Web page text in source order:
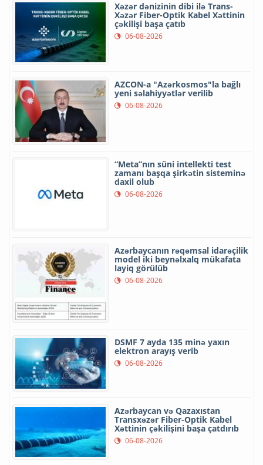
Xəzər dənizinin dibi ilə Trans-
Xəzər Fiber-Optik Kabel Xəttinin
çəkilişi başa çatıb
06-08-2026
AZCON-a "Azərkosmos"la bağlı
yeni səlahiyyətlər verilib
06-08-2026
“Meta”nın süni intellekti test
zamanı başqa şirkətin sisteminə
daxil olub
06-08-2026
Azərbaycanın rəqəmsal idarəçilik
model iki beynəlxalq mükafata
layiq görülüb
06-08-2026
DSMF 7 ayda 135 minə yaxın
elektron arayış verib
06-08-2026
Azərbaycan və Qazaxıstan
Transxəzər Fiber-Optik Kabel
Xəttinin çəkilişini başa çatdırıb
06-08-2026